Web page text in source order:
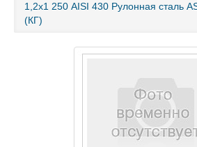
О компании
Каталог товаров
1,2х1 250 AISI 430 Рулонная сталь
(КГ)